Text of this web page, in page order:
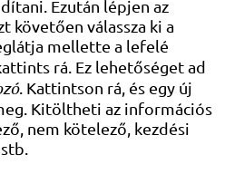
Ezután lépjen az
követően válassza ki a
mellette a lefelé
rá. Ez lehetőséget ad
. Kattintson rá, és egy új
Kitöltheti az információs
nem kötelező, kezdési